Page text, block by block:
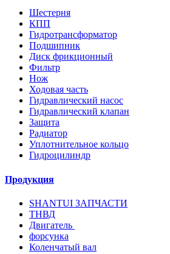
Шестерня
КПП
Гидротрансформатор
Подшипник
Диск фрикционный
Фильтр
Нож
Ходовая часть
Гидравлический насос
Гидравлический клапан
Защита
Радиатор
Уплотнительное кольцо
Гидроцилиндр
Продукция
SHANTUI ЗАПЧАСТИ
ТНВД
Двигатель
форсунка
Коленчатый вал